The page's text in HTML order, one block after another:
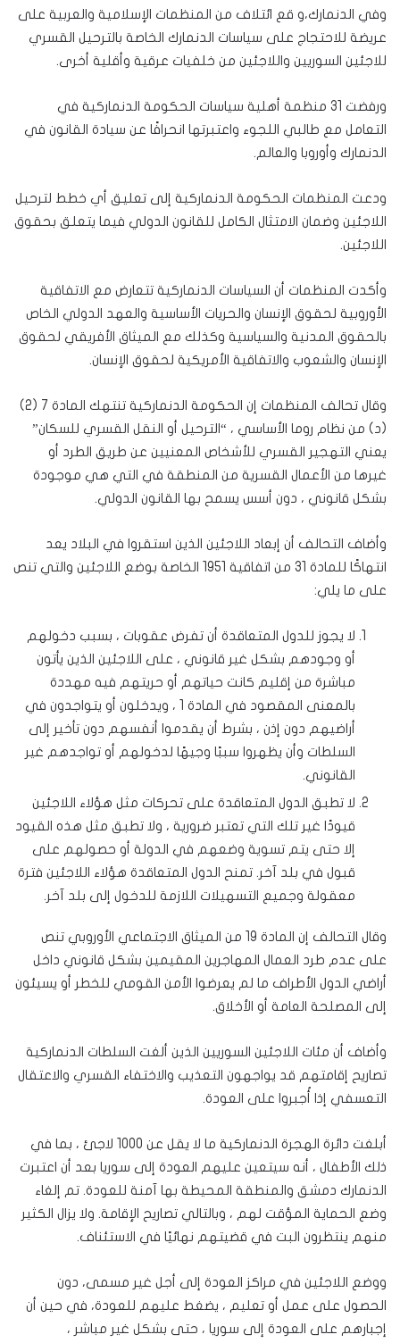
وفي الدنمارك،و قع ائتلاف من المنظمات الإسلامية والعربية على
عريضة للاحتجاج على سياسات الدنمارك الخاصة بالترحيل القسري
للاجئين السوريين واللاجئين من خلفيات عرقية وأقلية أخرى.
ورفضت 31 منظمة أهلية سياسات الحكومة الدنماركية في
التعامل مع طالبي اللجوء واعتبرتها انحرافًا عن سيادة القانون في
الدنمارك وأوروبا والعالم.
ودعت المنظمات الحكومة الدنماركية إلى تعليق أي خطط لترحيل
اللاجئين وضمان الامتثال الكامل للقانون الدولي فيما يتعلق بحقوق
اللاجئين.
وأكدت المنظمات أن السياسات الدنماركية تتعارض مع الاتفاقية
الأوروبية لحقوق الإنسان والحريات الأساسية والعهد الدولي الخاص
بالحقوق المدنية والسياسية وكذلك مع الميثاق الأفريقي لحقوق
الإنسان والشعوب والاتفاقية الأمريكية لحقوق الإنسان.
وقال تحالف المنظمات إن الحكومة الدنماركية تنتهك المادة 7 (2)
(د) من نظام روما الأساسي ، “الترحيل أو النقل القسري للسكان”
يعني التهجير القسري للأشخاص المعنيين عن طريق الطرد أو
غيرها من الأعمال القسرية من المنطقة في التي هي موجودة
بشكل قانوني ، دون أسس يسمح بها القانون الدولي.
وأضاف التحالف أن إبعاد اللاجئين الذين استقروا في البلاد يعد
انتهاكًا للمادة 31 من اتفاقية 1951 الخاصة بوضع اللاجئين والتي تنص
على ما يلي:
لا يجوز للدول المتعاقدة أن تفرض عقوبات ، بسبب دخولهم
أو وجودهم بشكل غير قانوني ، على اللاجئين الذين يأتون
مباشرة من إقليم كانت حياتهم أو حريتهم فيه مهددة
بالمعنى المقصود في المادة 1 ، ويدخلون أو يتواجدون في
أراضيهم دون إذن ، بشرط أن يقدموا أنفسهم دون تأخير إلى
السلطات وأن يظهروا سببًا وجيهًا لدخولهم أو تواجدهم غير
القانوني.
لا تطبق الدول المتعاقدة على تحركات مثل هؤلاء اللاجئين
قيودًا غير تلك التي تعتبر ضرورية ، ولا تطبق مثل هذه القيود
إلا حتى يتم تسوية وضعهم في الدولة أو حصولهم على
قبول في بلد آخر. تمنح الدول المتعاقدة هؤلاء اللاجئين فترة
معقولة وجميع التسهيلات اللازمة للدخول إلى بلد آخر.
وقال التحالف إن المادة 19 من الميثاق الاجتماعي الأوروبي تنص
على عدم طرد العمال المهاجرين المقيمين بشكل قانوني داخل
أراضي الدول الأطراف ما لم يعرضوا الأمن القومي للخطر أو يسيئون
إلى المصلحة العامة أو الأخلاق.
وأضاف أن مئات اللاجئين السوريين الذين ألغت السلطات الدنماركية
تصاريح إقامتهم قد يواجهون التعذيب والاختفاء القسري والاعتقال
التعسفي إذا أُجبروا على العودة.
أبلغت دائرة الهجرة الدنماركية ما لا يقل عن 1000 لاجئ ، بما في
ذلك الأطفال ، أنه سيتعين عليهم العودة إلى سوريا بعد أن اعتبرت
الدنمارك دمشق والمنطقة المحيطة بها آمنة للعودة. تم إلغاء
وضع الحماية المؤقت لهم ، وبالتالي تصاريح الإقامة. ولا يزال الكثير
منهم ينتظرون البت في قضيتهم نهائيًا في الاستئناف.
ووضع اللاجئين في مراكز العودة إلى أجل غير مسمى، دون
الحصول على عمل أو تعليم ، يضغط عليهم للعودة، في حين أن
إجبارهم على العودة إلى سوريا ، حتى بشكل غير مباشر ،